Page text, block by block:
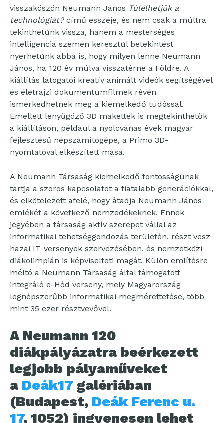
visszaköszön Neumann János Túlélhetjük a
technológiát?című esszéje, és nem csak a múltra
tekinthetünk vissza, hanem a mesterséges
intelligencia szemén keresztül betekintést
nyerhetünk abba is, hogy milyen lenne Neumann
János, ha 120 év múlva visszatérne a Földre. A
kiállítás látogatói kreatív animált videók segítségével
és életrajzi dokumentumfilmek révén
ismerkedhetnek meg a kiemelkedő tudóssal.
Emellett lenyűgöző 3D makettek is megtekinthetők
a kiállításon, például a nyolcvanas évek magyar
fejlesztésű népszámítógépe, a Primo 3D-
nyomtatóval elkészített mása.
A Neumann Társaság kiemelkedő fontosságúnak
tartja a szoros kapcsolatot a fiatalabb generációkkal,
és elkötelezett afelé, hogy átadja Neumann János
emlékét a következő nemzedékeknek. Ennek
jegyében a társaság aktív szerepet vállal az
informatikai tehetséggondozás területén, részt vesz
hazai IT-versenyek szervezésében, és nemzetközi
diákolimpián is képviselteti magát. Külön említésre
méltó a Neumann Társaság által támogatott
integráló e-Hód verseny, mely Magyarország
legnépszerűbb informatikai megmérettetése, több
mint 35 ezer résztvevővel.
A Neumann 120
diákpályázatra beérkezett
legjobb pályaműveket
a Deák17 galériában
(Budapest, Deák Ferenc u.
17, 1052) ingyenesen lehet